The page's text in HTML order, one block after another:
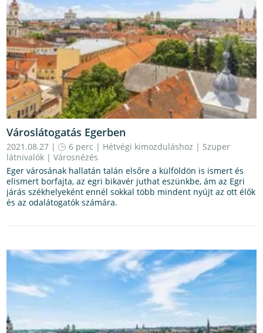
Városlátogatás Egerben
2021.08.27 | 6 perc | Hétvégi kimozduláshoz | Szuper
látnivalók |Városnézés
Eger városának hallatán talán elsőre a külföldön is ismert és
elismert borfajta, az egri bikavér juthat eszünkbe, ám az Egri
járás székhelyeként ennél sokkal több mindent nyújt az ott élők
és az odalátogatók számára.